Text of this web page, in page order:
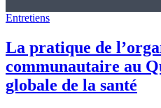
Entretiens
La pratique de
communautaire au
globale de la santé